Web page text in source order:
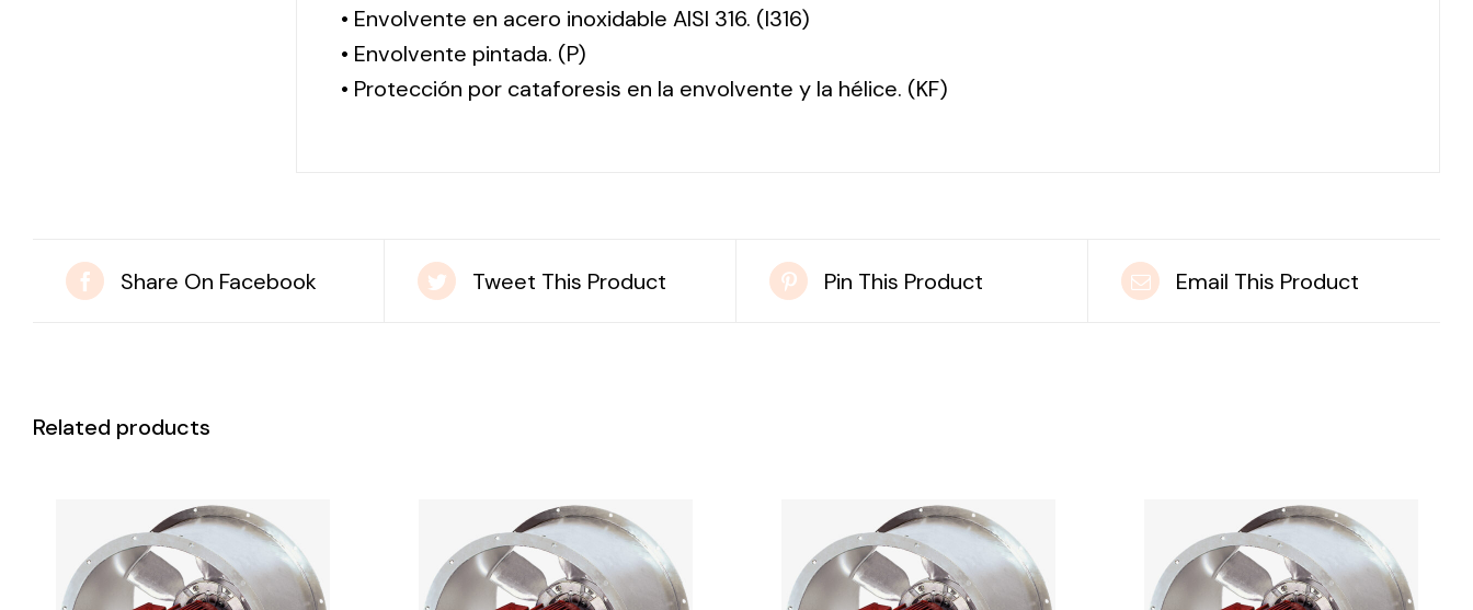
• Envolvente en acero inoxidable AISI 316. (I316)
• Envolvente pintada. (P)
• Protección por cataforesis en la envolvente y la hélice. (KF)
Share On Facebook Tweet This Product Pin This Product Email This Product
Related products